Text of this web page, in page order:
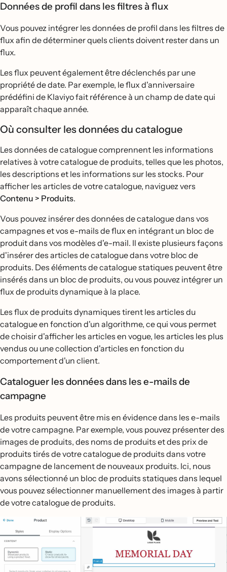
Données de profil dans les filtres à flux
Vous pouvez intégrer les données de profil dans les filtres de
flux afin de déterminer quels clients doivent rester dans un
flux.
Les flux peuvent également être déclenchés par une
propriété de date. Par exemple, le flux d'anniversaire
prédéfini de Klaviyo fait référence à un champ de date qui
apparaît chaque année.
Où consulter les données du catalogue
Les données de catalogue comprennent les informations
relatives à votre catalogue de produits, telles que les photos,
les descriptions et les informations sur les stocks. Pour
afficher les articles de votre catalogue, naviguez vers
Contenu > Produits.
Vous pouvez insérer des données de catalogue dans vos
campagnes et vos e-mails de flux en intégrant un bloc de
produit dans vos modèles d'e-mail. Il existe plusieurs façons
d'insérer des articles de catalogue dans votre bloc de
produits. Des éléments de catalogue statiques peuvent être
insérés dans un bloc de produits, ou vous pouvez intégrer un
flux de produits dynamique à la place.
Les flux de produits dynamiques tirent les articles du
catalogue en fonction d'un algorithme, ce qui vous permet
de choisir d'afficher les articles en vogue, les articles les plus
vendus ou une collection d'articles en fonction du
comportement d'un client.
Cataloguer les données dans les e-mails de
campagne
Les produits peuvent être mis en évidence dans les e-mails
de votre campagne. Par exemple, vous pouvez présenter des
images de produits, des noms de produits et des prix de
produits tirés de votre catalogue de produits dans votre
campagne de lancement de nouveaux produits. Ici, nous
avons sélectionné un bloc de produits statiques dans lequel
vous pouvez sélectionner manuellement des images à partir
de votre catalogue de produits.